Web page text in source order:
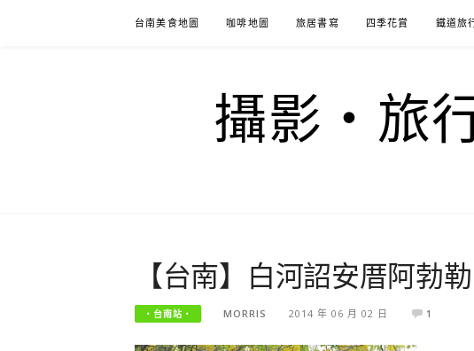
台南美食地圖 咖啡地圖 旅居書寫 四季花賞 鐵道旅
攝影‧旅
【台南】白河詔安厝阿勃
‧台南站‧ MORRIS 2014 年 06 月 02 日 1